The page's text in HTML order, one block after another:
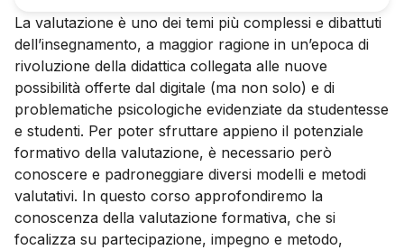
La valutazione è uno dei temi più complessi e dibattuti
dell’insegnamento, a maggior ragione in un’epoca di
rivoluzione della didattica collegata alle nuove
possibilità offerte dal digitale (ma non solo) e di
problematiche psicologiche evidenziate da studentesse
e studenti. Per poter sfruttare appieno il potenziale
formativo della valutazione, è necessario però
conoscere e padroneggiare diversi modelli e metodi
valutativi. In questo corso approfondiremo la
conoscenza della valutazione formativa, che si
focalizza su partecipazione, impegno e metodo,